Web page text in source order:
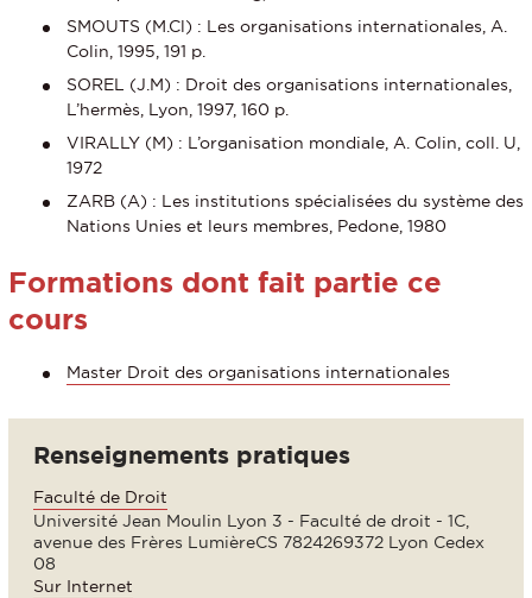
SMOUTS (M.Cl) : Les organisations internationales, A.
Colin, 1995, 191 p.
SOREL (J.M) : Droit des organisations internationales,
L’hermès, Lyon, 1997, 160 p.
VIRALLY (M) : L’organisation mondiale, A. Colin, coll. U,
1972
ZARB (A) : Les institutions spécialisées du système des
Nations Unies et leurs membres, Pedone, 1980
Formations dont fait partie ce
cours
Master Droit des organisations internationales
Renseignements pratiques
Faculté de Droit
Université Jean Moulin Lyon 3 - Faculté de droit - 1C,
avenue des Frères LumièreCS 7824269372 Lyon Cedex
08
Sur Internet